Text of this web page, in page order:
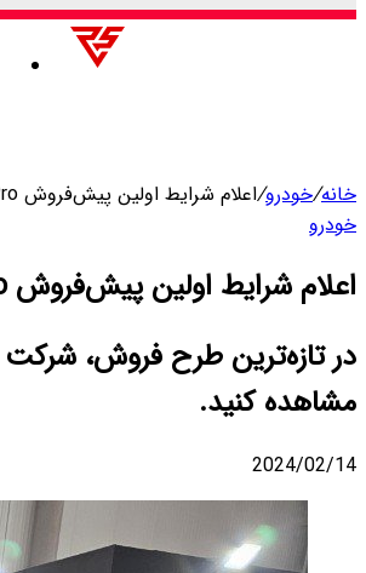
خانه/خودرو/اعلام شرایط اولین پیش‌فروش BAC X3 Pro خودروسازان بم [دی 1402]
خودرو
اعلام شرایط اولین پیش‌فروش BAC X3 Pro خودروسازان بم [دی 1402]
مشاهده کنید.
2024/02/14